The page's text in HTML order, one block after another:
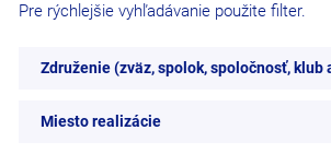
Pre rýchlejšie vyhľadávanie použite filter.
Združenie (zväz, spolok, spoločnosť, klub
Miesto realizácie